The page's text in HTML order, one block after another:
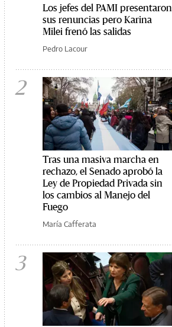
Los jefes del PAMI presentaron
sus renuncias pero Karina
Milei frenó las salidas
Pedro Lacour
2
Tras una masiva marcha en
rechazo, el Senado aprobó la
Ley de Propiedad Privada sin
los cambios al Manejo del
Fuego
María Cafferata
3